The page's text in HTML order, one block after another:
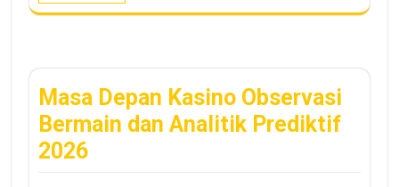
Masa Depan Kasino Observasi
Bermain dan Analitik Prediktif
2026